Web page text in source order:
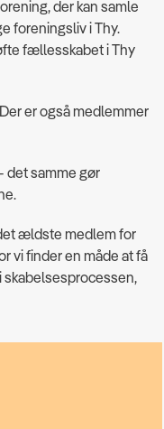
der kan samle
foreningsliv i Thy.
fællesskabet i Thy
er også medlemmer
det samme gør
ældste medlem for
vi finder en måde at få
skabelsesprocessen,